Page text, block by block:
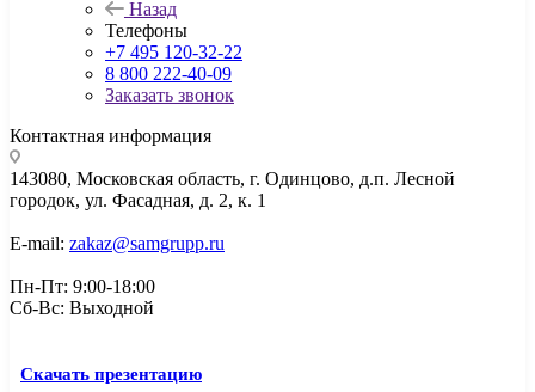
Назад
Телефоны
+7 495 120-32-22
8 800 222-40-09
Заказать звонок
Контактная информация
143080, Mосковская область, г. Одинцово, д.п. Лесной
городок, ул. Фасадная, д. 2, к. 1
E-mail: zakaz@samgrupp.ru
Пн-Пт: 9:00-18:00
Сб-Вс: Выходной
Скачать презентацию